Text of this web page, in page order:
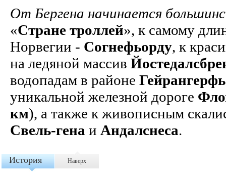
От Бергена начинается
«Стране троллей», к самому
Норвегии - Согнефьорду, к
на ледяной массив
водопадам в районе
уникальной железной дороге
км), а также к живописным
Свель-гена и Андалснеса.
История Наверх